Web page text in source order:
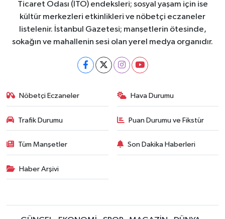
Ticaret Odası (İTO) endeksleri; sosyal yaşam için ise
kültür merkezleri etkinlikleri ve nöbetçi eczaneler
listelenir. İstanbul Gazetesi; manşetlerin ötesinde,
sokağın ve mahallenin sesi olan yerel medya organıdır.
Nöbetçi Eczaneler Hava Durumu
Trafik Durumu Puan Durumu ve Fikstür
Tüm Manşetler Son Dakika Haberleri
Haber Arşivi